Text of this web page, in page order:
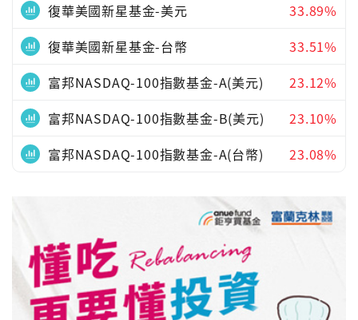
復華美國新星基金-美元
33.89%
復華美國新星基金-台幣
33.51%
富邦NASDAQ-100指數基金-A(美元)
23.12%
富邦NASDAQ-100指數基金-B(美元)
23.10%
富邦NASDAQ-100指數基金-A(台幣)
23.08%